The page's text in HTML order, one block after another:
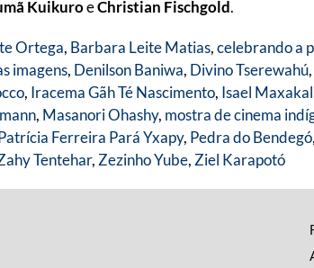
Z
ACERVO
PUBLICAÇÕES E DVDs
KuikuroeChristian Fischgold.
Ortega, Barbara Leite Matias,celebrando a
imagens, Denilson Baniwa, Divino Tserewahú,
, Iracema Gãh Té Nascimento, Isael
, Masanori Ohashy, mostra de cinema
Ferreira Pará Yxapy, Pedra do Bendegó,
Tentehar, Zezinho Yube, Ziel Karapotó